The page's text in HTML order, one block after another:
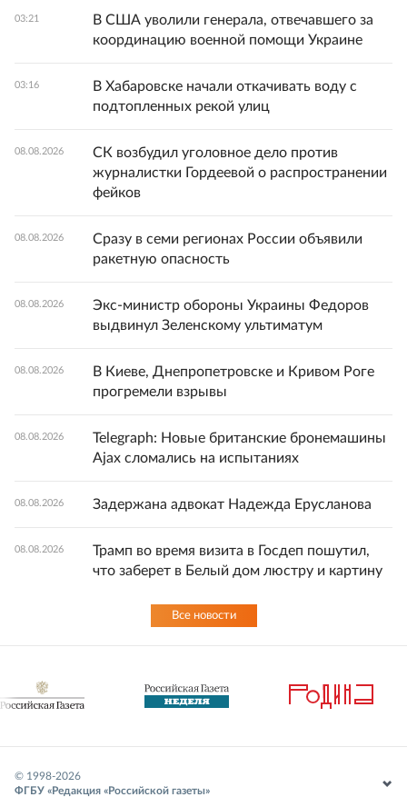
03:21
В США уволили генерала, отвечавшего за
координацию военной помощи Украине
03:16
В Хабаровске начали откачивать воду с
подтопленных рекой улиц
08.08.2026
СК возбудил уголовное дело против
журналистки Гордеевой о распространении
фейков
08.08.2026
Сразу в семи регионах России объявили
ракетную опасность
08.08.2026
Экс-министр обороны Украины Федоров
выдвинул Зеленскому ультиматум
08.08.2026
В Киеве, Днепропетровске и Кривом Роге
прогремели взрывы
08.08.2026
Telegraph: Новые британские бронемашины
Ajax сломались на испытаниях
08.08.2026 Задержана адвокат Надежда Ерусланова
08.08.2026
Трамп во время визита в Госдеп пошутил,
что заберет в Белый дом люстру и картину
Все новости
© 1998-2026
ФГБУ «Редакция «Российской газеты»